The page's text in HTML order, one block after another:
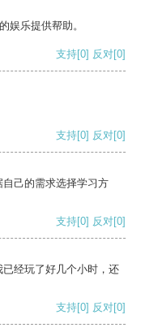
娱乐提供帮助。
支持[0] 反对[0]
支持[0] 反对[0]
己的需求选择学习方
支持[0] 反对[0]
经玩了好几个小时，还
支持[0] 反对[0]